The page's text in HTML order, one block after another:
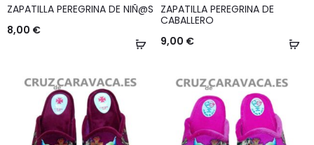
Seleccionar
ZAPATILLA PEREGRINA DE NIÑ@S
8,00 €
ZAPATILLA PEREGRINA DE
CABALLERO
9,00 €